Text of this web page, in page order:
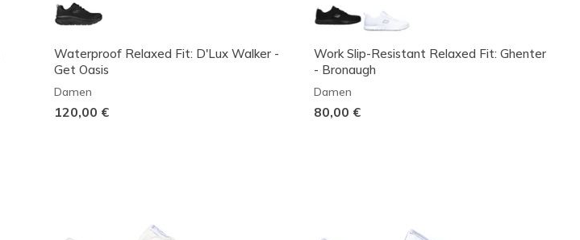
Waterproof Relaxed Fit: D'Lux Walker -
Get Oasis
Damen
120,00 €
Work Slip-Resistant Relaxed Fit: Ghenter
- Bronaugh
Damen
80,00 €